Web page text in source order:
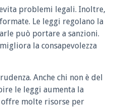
problemi legali. Inoltre,
Le leggi regolano la
può portare a sanzioni.
la consapevolezza
Anche chi non è del
le leggi aumenta la
offre molte risorse per